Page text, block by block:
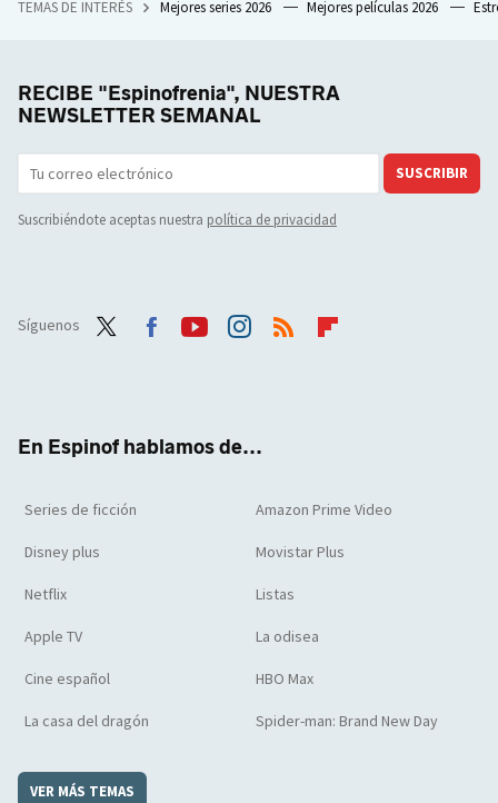
TEMAS DE INTERÉS Mejores series 2026 Mejores películas 2026
RECIBE "Espinofrenia", NUESTRA
NEWSLETTER SEMANAL
SUSCRIBIR
Suscribiéndote aceptas nuestra política de privacidad
Síguenos
En Espinof hablamos de...
Series de ficción Amazon Prime Video
Disney plus Movistar Plus
Netflix Listas
Apple TV La odisea
Cine español HBO Max
La casa del dragón Spider-man: Brand New Day
VER MÁS TEMAS